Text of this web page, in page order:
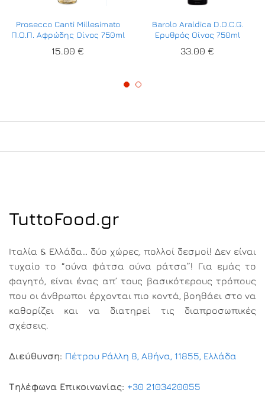
Prosecco Canti Millesimato
Π.Ο.Π. Αφρώδης Οίνος 750ml
15.00 €
Barolo Araldica D.O.C.G.
Ερυθρός Οίνος 750ml
33.00 €
TuttoFood.gr
Ιταλία & Ελλάδα… δύο χώρες, πολλοί δεσμοί! Δεν είναι
τυχαίο το “ούνα φάτσα ούνα ράτσα”! Για εμάς το
φαγητό, είναι ένας απ’ τους βασικότερους τρόπους
που οι άνθρωποι έρχονται πιο κοντά, βοηθάει στο να
καθορίζει και να διατηρεί τις διαπροσωπικές
σχέσεις.
Διεύθυνση: Πέτρου Ράλλη 8, Αθήνα, 11855, Ελλάδα
Τηλέφωνα Επικοινωνίας: +30 2103420055